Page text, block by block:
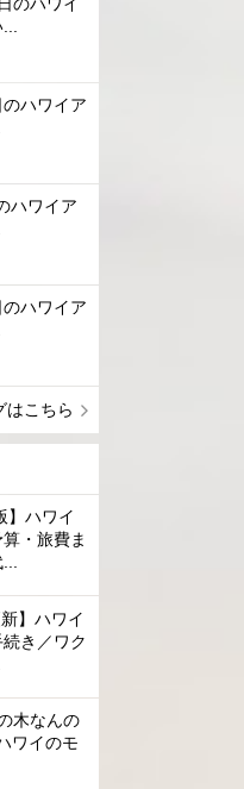
のハワイ
...
ハワイア
ハワイア
ハワイア
はこちら
】ハワイ
・旅費ま
...
】ハワイ
き／ワク
木なんの
ワイのモ